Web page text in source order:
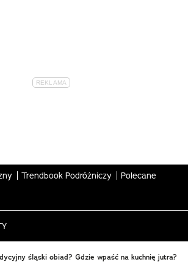
Trendbook Podróżniczy Polecane
śląski obiad? Gdzie wpaść na kuchnię jutra?